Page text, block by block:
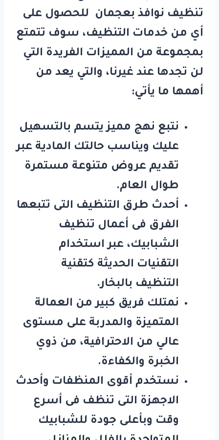
تنظيف نوافذ بعجمان
للحصول على
أي من خدمات التنظيف، سوف تتمتع
بمجموعة من المميزات الفريدة التي
لن تجدها عند غيرنا، والتي يعد من
أهمها ما يأتي:
نتبع نهج مميز يتسم بالتسهيل
عليك ويناسب حالتك المادية عبر
تقديم عروض متنوعة مستمرة
طوال العام.
أحدث طرق التنظيف التى تتبعها
الفرق فى أعمال تنظيف
الشبابيك، عبر استخدام
التقنيات الحديثة كتقنية
التنظيف بالبخار.
نمتلك فريق كبير من العمالة
المتميزة والمدربة على مستوى
عالي من الاحترافية، من ذوي
الخبرة والكفاءة.
نستخدم أقوى المنظفات وأحدث
الاجهزة التى تنظف فى أسرع
وقت وبأعلى جودة للشبابيك